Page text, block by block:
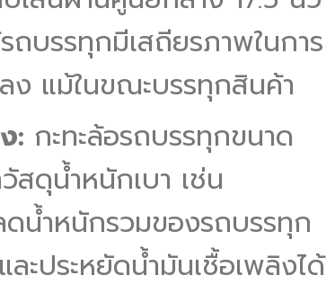
ถบรรทุกมีเสถียรภาพในการ
ง แม้ในขณะบรรทุกสินค้า
: กะทะล้อรถบรรทุกขนาด
สดุน้ำหนักเบา เช่น
น้ำหนักรวมของรถบรรทุก
ะประหยัดน้ำมันเชื้อเพลิงได้